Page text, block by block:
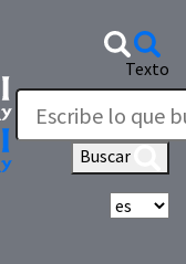
Texto
Buscar